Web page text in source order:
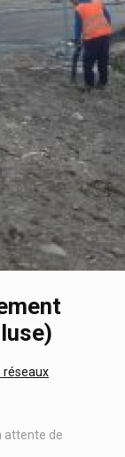
réseaux
attente de